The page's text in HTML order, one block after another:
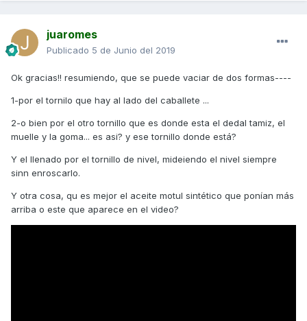
juaromes
Publicado 5 de Junio del 2019
Ok gracias!! resumiendo, que se puede vaciar de dos formas----
1-por el tornilo que hay al lado del caballete ...
2-o bien por el otro tornillo que es donde esta el dedal tamiz, el
muelle y la goma... es asi? y ese tornillo donde está?
Y el llenado por el tornillo de nivel, mideiendo el nivel siempre
sinn enroscarlo.
Y otra cosa, qu es mejor el aceite motul sintético que ponían más
arriba o este que aparece en el video?